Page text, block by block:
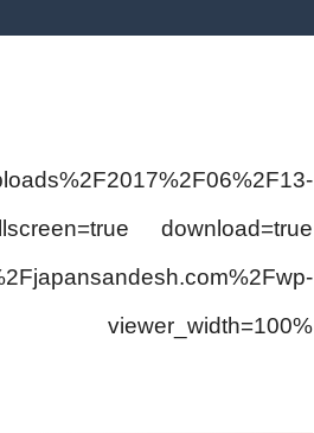
download=true
viewer_width=100%